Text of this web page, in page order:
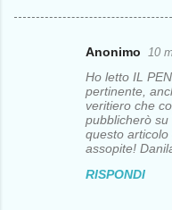
Anonimo 10
Ho letto IL
pertinente,
veritiero che
pubblicherò
questo
assopite!
RISPONDI